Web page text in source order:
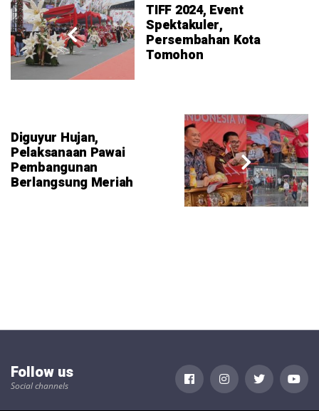
TIFF 2024, Event
Spektakuler,
Persembahan Kota
Tomohon
Diguyur Hujan,
Pelaksanaan Pawai
Pembangunan
Berlangsung Meriah
Follow us
Social channels